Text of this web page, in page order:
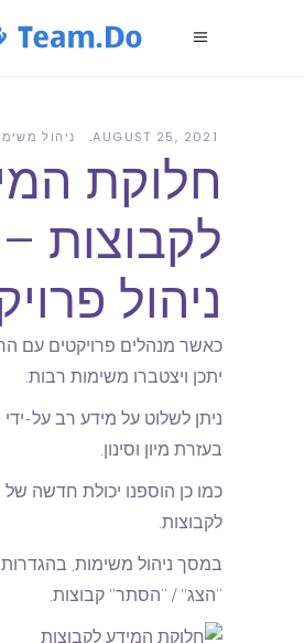
AUGUST 25, 2021 ניהול
חלוקת
לקבוצות –
ניהול
כאשר מנהלים פרויקטים עם
יתכן ויצטברו משימות רבות.
ניתן לשלוט על מידע רב על-ידי
בעזרת מיון וסינון.
כמו כן הוספנו יכולת חדשה
לקבוצות.
במסך ניהול משימות, בהגדרות
“הצג” / “הסתר” קבוצות.